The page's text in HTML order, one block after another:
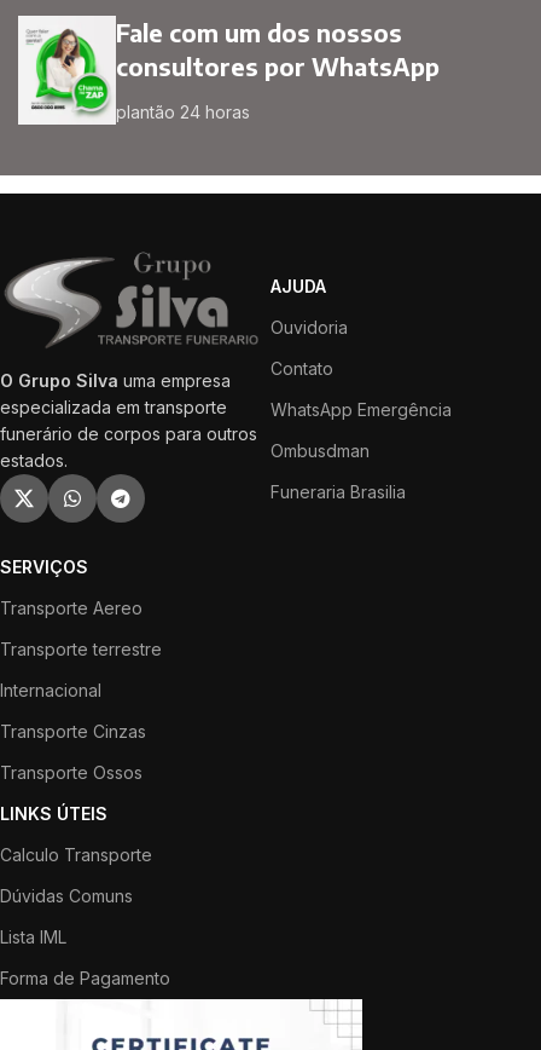
Fale com um dos nossos
consultores por WhatsApp
plantão 24 horas
O Grupo Silva uma empresa
especializada em transporte
funerário de corpos para outros
estados.
AJUDA
Ouvidoria
Contato
WhatsApp Emergência
Ombusdman
Funeraria Brasilia
SERVIÇOS
Transporte Aereo
Transporte terrestre
Internacional
Transporte Cinzas
Transporte Ossos
LINKS ÚTEIS
Calculo Transporte
Dúvidas Comuns
Lista IML
Forma de Pagamento